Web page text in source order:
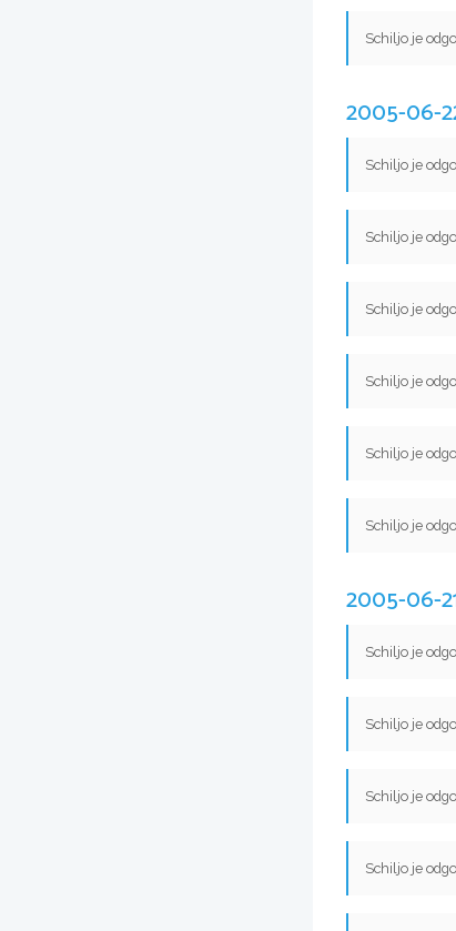
Schiljo je
2005-06-
Schiljo je
Schiljo je
Schiljo je
Schiljo je
Schiljo je
Schiljo je
2005-06-
Schiljo je
Schiljo je
Schiljo je
Schiljo je